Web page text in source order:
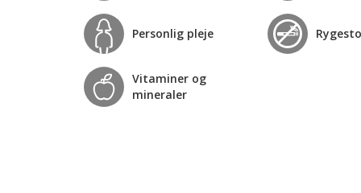
Personlig pleje
Vitaminer og
mineraler